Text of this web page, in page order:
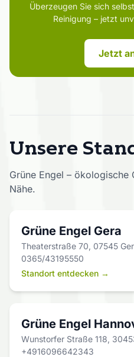
Überzeugen Sie sich
Reinigung – jetzt
Jetzt
Unsere
Grüne Engel – ökologische
Nähe.
Grüne Engel Gera
Theaterstraße 70, 07545
0365/43195550
Standort entdecken →
Grüne Engel
Wunstorfer Straße 118,
+4916096642343